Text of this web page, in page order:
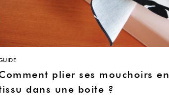
plier ses mouchoirs en
dans une boite ?